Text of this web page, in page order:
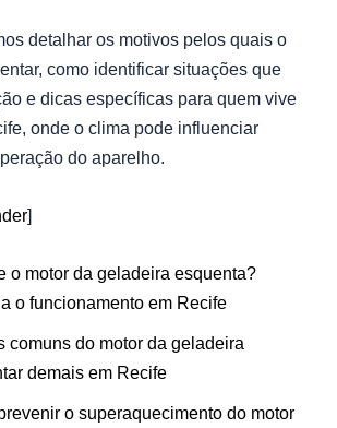
detalhar os motivos pelos quais o
como identificar situações que
e dicas específicas para quem vive
onde o clima pode influenciar
do aparelho.
]
o motor da geladeira esquenta?
o funcionamento em Recife
comuns do motor da geladeira
demais em Recife
o superaquecimento do motor